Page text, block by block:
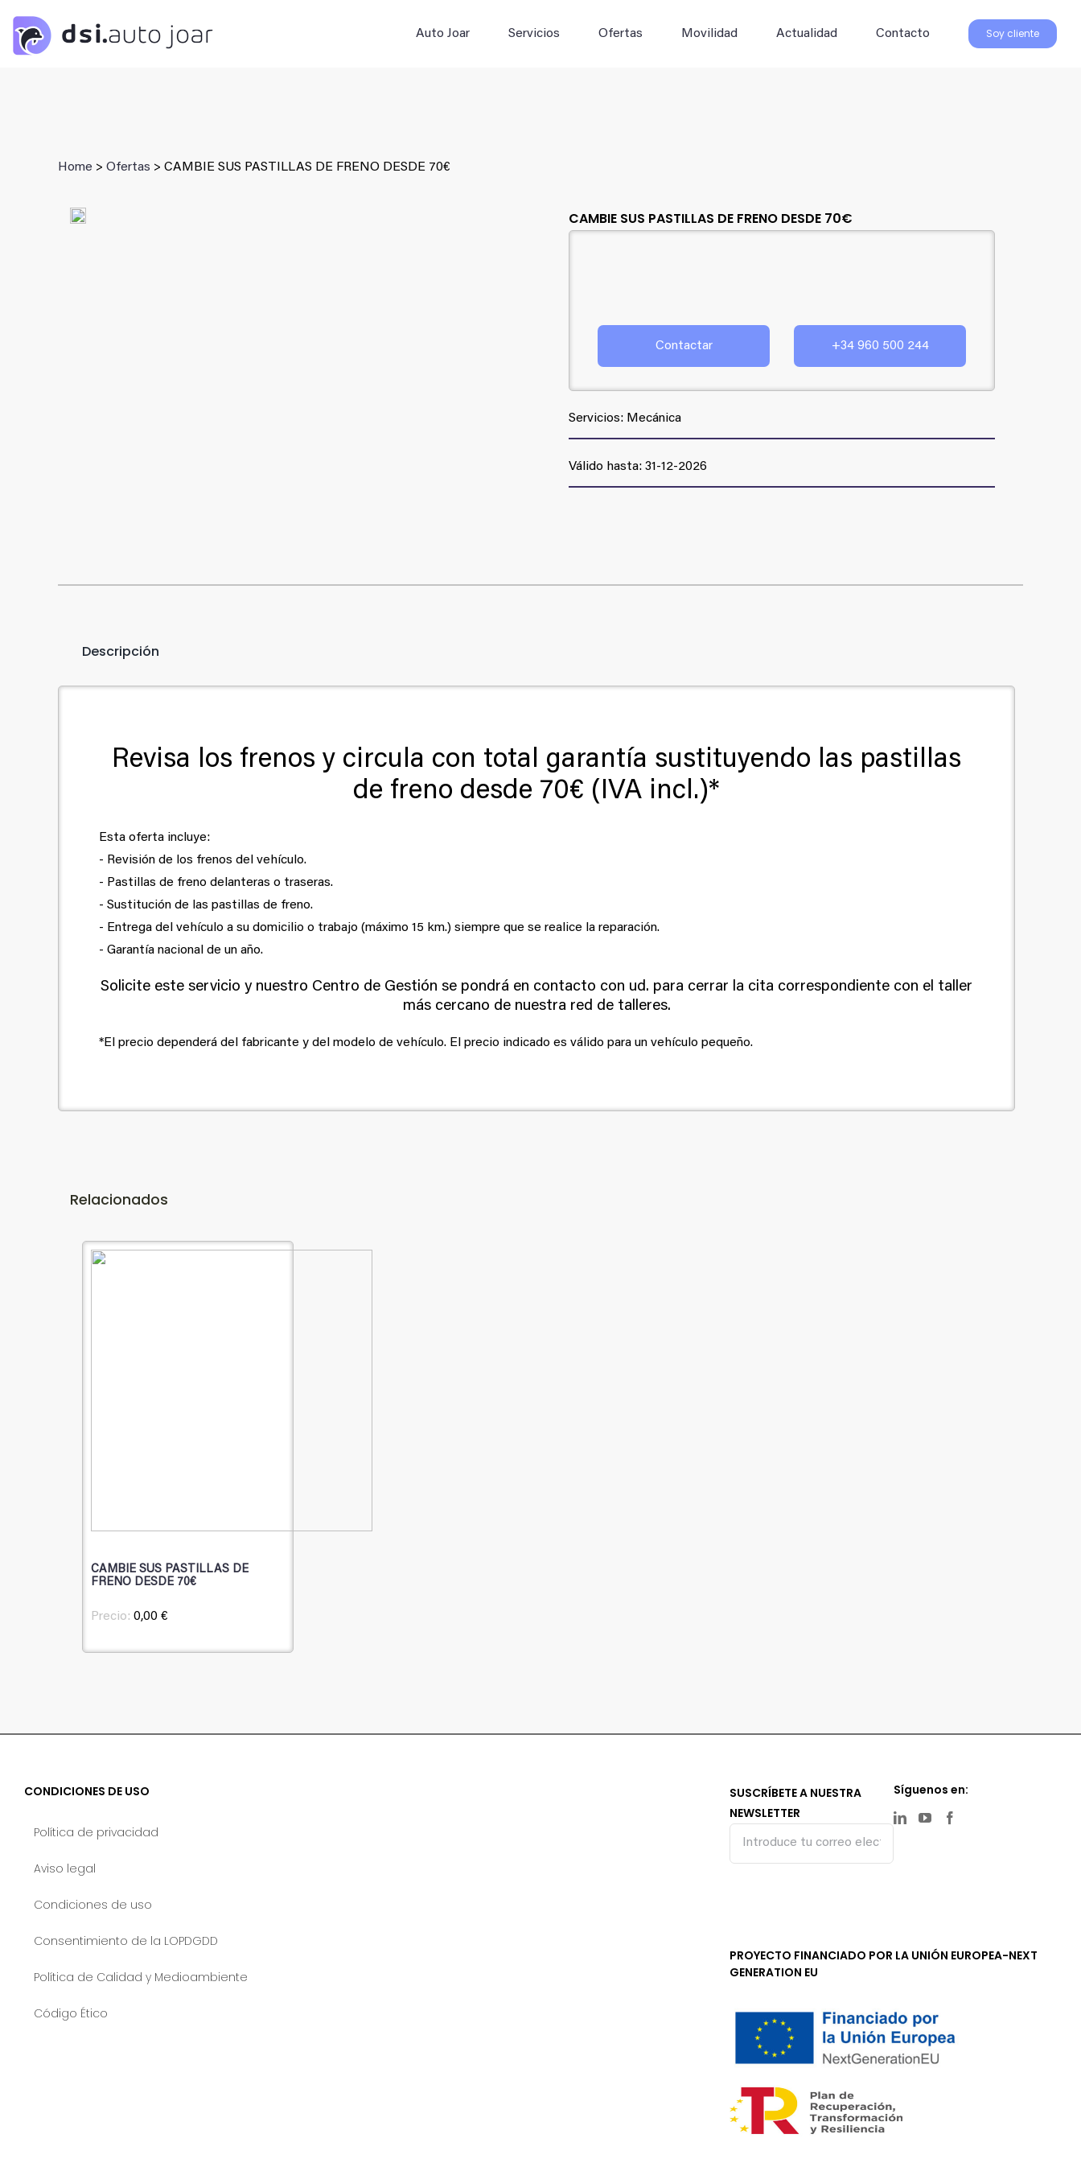
contenido
Auto Joar
Servicios Ofertas Movilidad Actualidad Contacto Soy cliente
Home > Ofertas > CAMBIE SUS PASTILLAS DE FRENO DESDE 70€
CAMBIE SUS PASTILLAS DE FRENO DESDE 70€
Contactar +34 960 500 244
Servicios: Mecánica
Válido hasta: 31-12-2026
Descripción
Revisa los frenos y circula con total garantía sustituyendo las pastillas
de freno desde 70€ (IVA incl.)*
Esta oferta incluye:
- Revisión de los frenos del vehículo.
- Pastillas de freno delanteras o traseras.
- Sustitución de las pastillas de freno.
- Entrega del vehículo a su domicilio o trabajo (máximo 15 km.) siempre que se realice la reparación.
- Garantía nacional de un año.
Solicite este servicio y nuestro Centro de Gestión se pondrá en contacto con ud. para cerrar la cita correspondiente con el taller
más cercano de nuestra red de talleres.
*El precio dependerá del fabricante y del modelo de vehículo. El precio indicado es válido para un vehículo pequeño.
Relacionados
CAMBIE SUS PASTILLAS DE
FRENO DESDE 70€
Precio: 0,00 €
CONDICIONES DE USO
Política de privacidad
Aviso legal
Condiciones de uso
Consentimiento de la LOPDGDD
Política de Calidad y Medioambiente
Código Ético
SUSCRÍBETE A NUESTRA
NEWSLETTER
Síguenos en:
PROYECTO FINANCIADO POR LA UNIÓN EUROPEA-NEXT
GENERATION EU